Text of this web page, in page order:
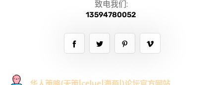
致电我们:
13594780052